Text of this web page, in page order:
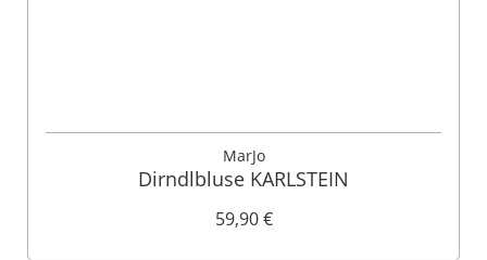
MarJo
Dirndlbluse KARLSTEIN
59,90 €